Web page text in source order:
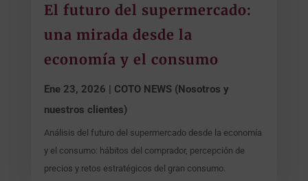
El futuro del supermercado:
una mirada desde la
economía y el consumo
Ene 23, 2026 | COTO NEWS (Nosotros y
nuestros clientes)
Análisis del futuro del supermercado desde la economía
y el consumo: hábitos del comprador, percepción de
precios y retos estratégicos del gran consumo.